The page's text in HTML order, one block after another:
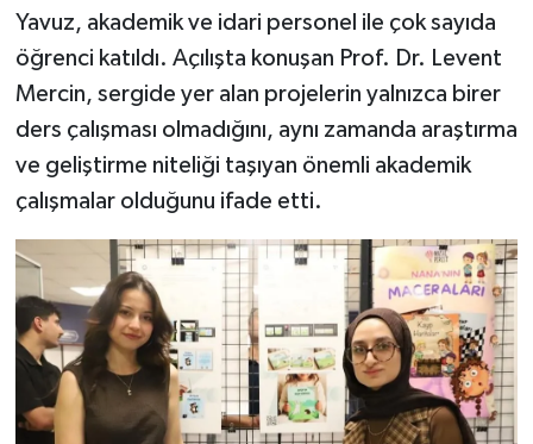
Yavuz, akademik ve idari personel ile çok sayıda
öğrenci katıldı. Açılışta konuşan Prof. Dr. Levent
Mercin, sergide yer alan projelerin yalnızca birer
ders çalışması olmadığını, aynı zamanda araştırma
ve geliştirme niteliği taşıyan önemli akademik
çalışmalar olduğunu ifade etti.